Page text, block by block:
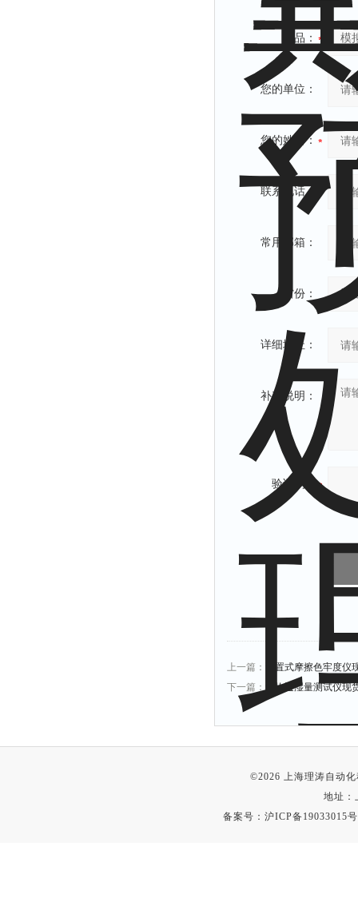
产品：
您的单位：
您的姓名：
联系电话：
常用邮箱：
省份：
详细地址：
补充说明：
验证码：
上一篇：
预置式摩擦色牢度仪
下一篇： 织物透湿量测试仪现
©2026 上海理涛自动
地址：
备案号： 沪ICP备19033015